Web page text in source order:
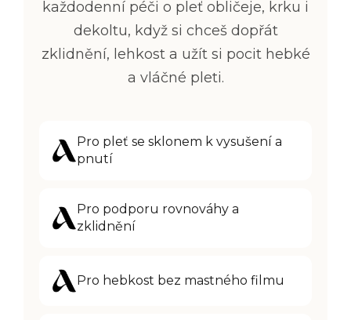
každodenní péči o pleť obličeje, krku i
dekoltu, když si chceš dopřát
zklidnění, lehkost a užít si pocit hebké
a vláčné pleti.
Pro pleť se sklonem k vysušení a
pnutí
Pro podporu rovnováhy a
zklidnění
Pro hebkost bez mastného filmu